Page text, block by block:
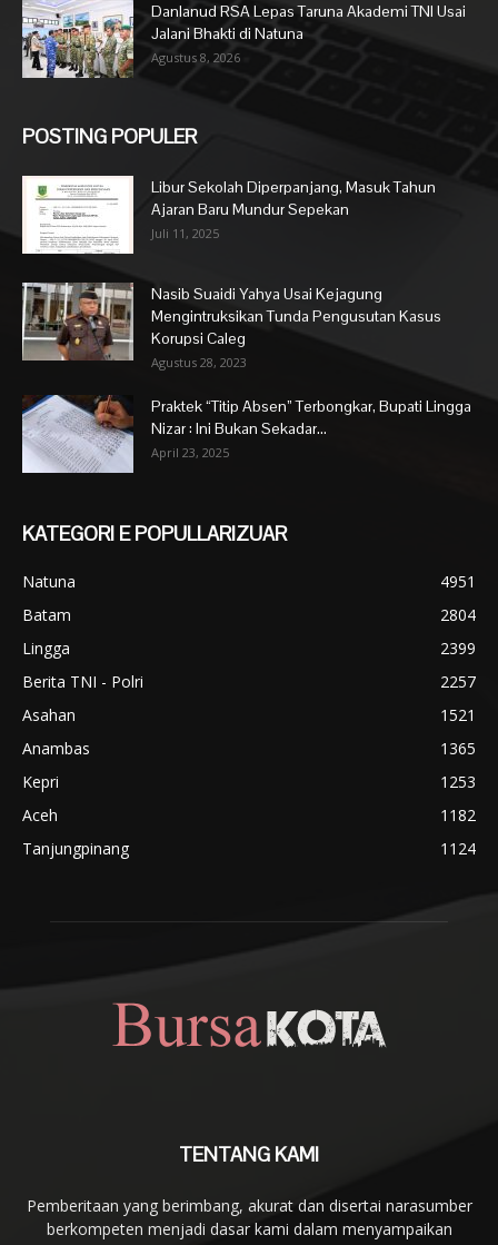
Danlanud RSA Lepas Taruna Akademi TNI Usai
Jalani Bhakti di Natuna
Agustus 8, 2026
POSTING POPULER
Libur Sekolah Diperpanjang, Masuk Tahun
Ajaran Baru Mundur Sepekan
Juli 11, 2025
Nasib Suaidi Yahya Usai Kejagung
Mengintruksikan Tunda Pengusutan Kasus
Korupsi Caleg
Agustus 28, 2023
Praktek “Titip Absen” Terbongkar, Bupati Lingga
Nizar : Ini Bukan Sekadar...
April 23, 2025
KATEGORI E POPULLARIZUAR
Natuna
4951
Batam
2804
Lingga
2399
Berita TNI - Polri
2257
Asahan
1521
Anambas
1365
Kepri
1253
Aceh
1182
Tanjungpinang
1124
TENTANG KAMI
Pemberitaan yang berimbang, akurat dan disertai narasumber
berkompeten menjadi dasar kami dalam menyampaikan